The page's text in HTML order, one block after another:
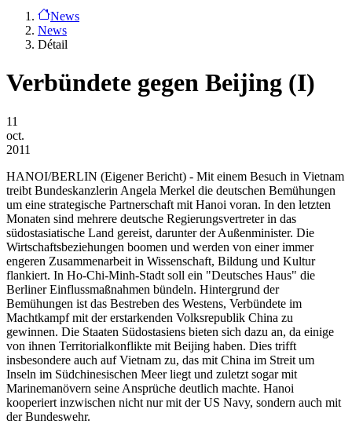
News
News
Détail
Verbündete gegen Beijing (I)
11
oct.
2011
HANOI/BERLIN (Eigener Bericht) - Mit einem Besuch in Vietnam
treibt Bundeskanzlerin Angela Merkel die deutschen Bemühungen
um eine strategische Partnerschaft mit Hanoi voran. In den letzten
Monaten sind mehrere deutsche Regierungsvertreter in das
südostasiatische Land gereist, darunter der Außenminister. Die
Wirtschaftsbeziehungen boomen und werden von einer immer
engeren Zusammenarbeit in Wissenschaft, Bildung und Kultur
flankiert. In Ho-Chi-Minh-Stadt soll ein "Deutsches Haus" die
Berliner Einflussmaßnahmen bündeln. Hintergrund der
Bemühungen ist das Bestreben des Westens, Verbündete im
Machtkampf mit der erstarkenden Volksrepublik China zu
gewinnen. Die Staaten Südostasiens bieten sich dazu an, da einige
von ihnen Territorialkonflikte mit Beijing haben. Dies trifft
insbesondere auch auf Vietnam zu, das mit China im Streit um
Inseln im Südchinesischen Meer liegt und zuletzt sogar mit
Marinemanövern seine Ansprüche deutlich machte. Hanoi
kooperiert inzwischen nicht nur mit der US Navy, sondern auch mit
der Bundeswehr.